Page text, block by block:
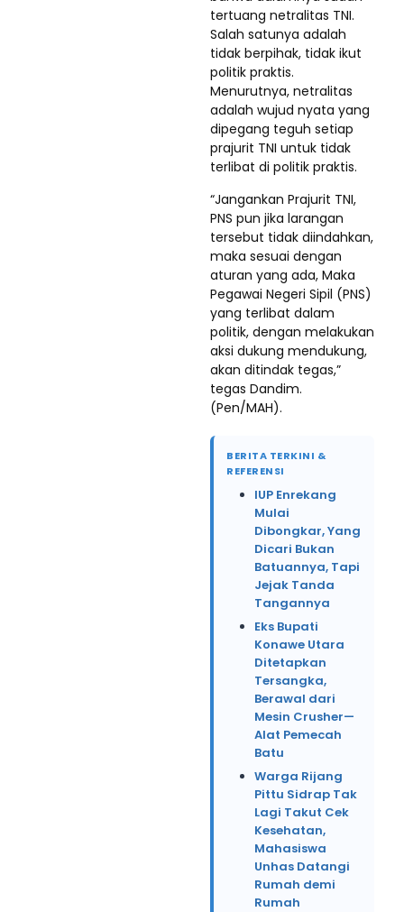
tertuang netralitas TNI.
Salah satunya adalah
tidak berpihak, tidak ikut
politik praktis.
Menurutnya, netralitas
adalah wujud nyata yang
dipegang teguh setiap
prajurit TNI untuk tidak
terlibat di politik praktis.
“Jangankan Prajurit TNI,
PNS pun jika larangan
tersebut tidak diindahkan,
maka sesuai dengan
aturan yang ada, Maka
Pegawai Negeri Sipil (PNS)
yang terlibat dalam
politik, dengan melakukan
aksi dukung mendukung,
akan ditindak tegas,”
tegas Dandim.
(Pen/MAH).
BERITA TERKINI &
REFERENSI
IUP Enrekang
Mulai
Dibongkar, Yang
Dicari Bukan
Batuannya, Tapi
Jejak Tanda
Tangannya
Eks Bupati
Konawe Utara
Ditetapkan
Tersangka,
Berawal dari
Mesin Crusher—
Alat Pemecah
Batu
Warga Rijang
Pittu Sidrap Tak
Lagi Takut Cek
Kesehatan,
Mahasiswa
Unhas Datangi
Rumah demi
Rumah